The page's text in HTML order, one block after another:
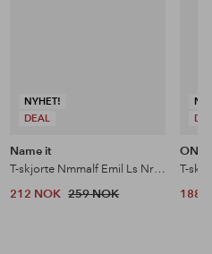
NYHET!
DEAL
Name it
T-skjorte Nmmalf Emil Ls Nreg Top Box Sky
212 NOK 259 NOK 188